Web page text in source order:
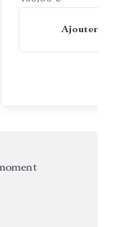
Ajouter au